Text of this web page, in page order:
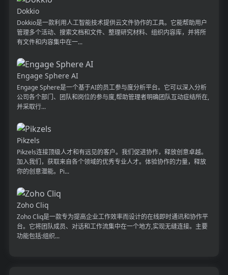
Dokkio
Dokkio是一款利用人工智能技术提供云文件协作的工具。它能帮助用户
管理多个活动、搜索文档和文件、整理研究材料、组织内容库，并将所
有文件和内容集中在一...
Engage Sphere AI
Engage Sphere是一个基于AI的员工参与度分析平台。它可以深入分析
公司各个部门、团队和岗位的参与度,帮助管理者明确团队互动症结所在,
并采取行...
Pikzels
Pikzels连接顶级人才和有远见的客户。我们促进协作，释放创意卓越。
加入我们，获取来自各个领域的优秀专业人才。体验协作的力量，释放
你的创意潜能。Pi...
Zoho Cliq
Zoho Cliq是一款专为提高企业工作效率而设计的在线即时通讯和协作平
台。它将团队成员、对话和工作流集中在一个地方,实现无缝连接。主要
功能包括:组织...